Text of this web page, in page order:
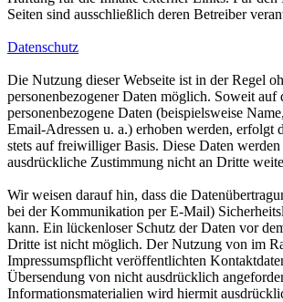
Seiten sind ausschließlich deren Betreiber
Datenschutz
Die Nutzung dieser Webseite ist in der Regel
personenbezogener Daten möglich. Soweit auf
personenbezogene Daten (beispielsweise
Email-Adressen u. a.) erhoben werden, erfolgt
stets auf freiwilliger Basis. Diese Daten
ausdrückliche Zustimmung nicht an Dritte
Wir weisen darauf hin, dass die
bei der Kommunikation per E-Mail)
kann. Ein lückenloser Schutz der Daten vor
Dritte ist nicht möglich. Der Nutzung von im
Impressumspflicht veröffentlichten
Übersendung von nicht ausdrücklich
Informationsmaterialien wird hiermit